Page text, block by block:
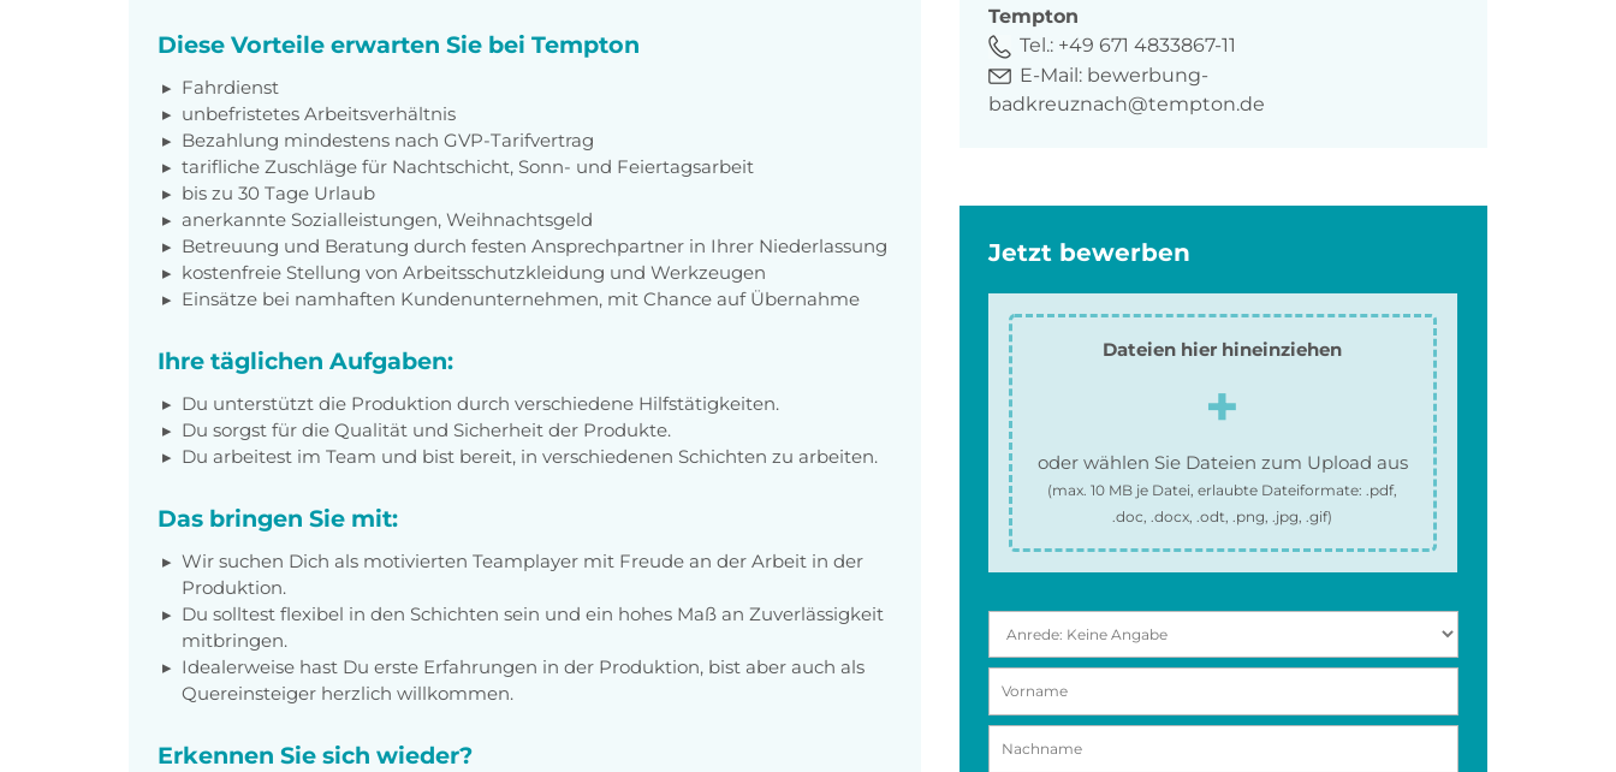
Diese Vorteile erwarten Sie bei Tempton
Fahrdienst
unbefristetes Arbeitsverhältnis
Bezahlung mindestens nach GVP-Tarifvertrag
tarifliche Zuschläge für Nachtschicht, Sonn- und Feiertagsarbeit
bis zu 30 Tage Urlaub
anerkannte Sozialleistungen, Weihnachtsgeld
Betreuung und Beratung durch festen Ansprechpartner in Ihrer Niederlassung
kostenfreie Stellung von Arbeitsschutzkleidung und Werkzeugen
Einsätze bei namhaften Kundenunternehmen, mit Chance auf Übernahme
Ihre täglichen Aufgaben:
Du unterstützt die Produktion durch verschiedene Hilfstätigkeiten.
Du sorgst für die Qualität und Sicherheit der Produkte.
Du arbeitest im Team und bist bereit, in verschiedenen Schichten zu arbeiten.
Das bringen Sie mit:
Wir suchen Dich als motivierten Teamplayer mit Freude an der Arbeit in der
Produktion.
Du solltest flexibel in den Schichten sein und ein hohes Maß an Zuverlässigkeit
mitbringen.
Idealerweise hast Du erste Erfahrungen in der Produktion, bist aber auch als
Quereinsteiger herzlich willkommen.
Erkennen Sie sich wieder?
Tempton
Tel.: +49 671 4833867-11
E-Mail: bewerbung-
badkreuznach@tempton.de
Jetzt bewerben
Dateien hier hineinziehen
oder wählen Sie Dateien zum Upload aus
(max.10 MB je Datei, erlaubte Dateiformate:.pdf,
.doc, .docx, .odt, .png, .jpg, .gif)